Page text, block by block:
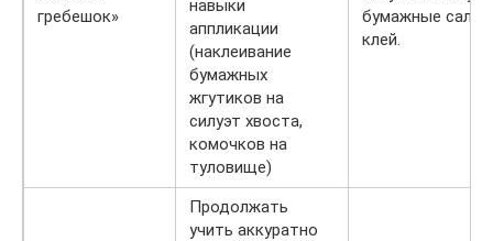
гребешок»
навыки
аппликации
(наклеивание
бумажных
жгутиков на
силуэт хвоста,
комочков на
туловище)
бумажные
клей.
Продолжать
учить аккуратно